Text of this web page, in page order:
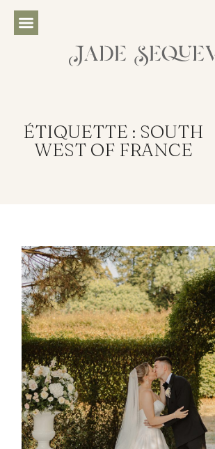
ÉTIQUETTE : SOUTH
WEST OF FRANCE